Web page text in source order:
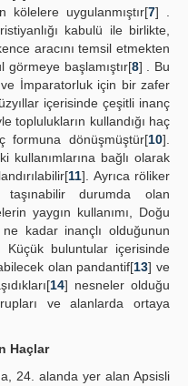
kölelere uygulanmıştır[7] .
kabulü ile birlikte,
aracını temsil etmekten
görmeye başlamıştır[8] . Bu
İmparatorluk için bir zafer
içerisinde çeşitli inanç
toplulukların kullandığı haç
formuna dönüşmüştür[10].
kullanımlarına bağlı olarak
11]. Ayrıca röliker
durumda olan
yaygın kullanımı, Doğu
kadar inançlı olduğunun
Küçük buluntular içerisinde
olan pandantif[13] ve
14] nesneler olduğu
ve alanlarda ortaya
Haçlar
24. alanda yer alan Apsisli